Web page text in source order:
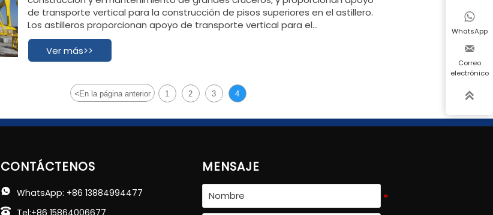
de transporte vertical para la construcción de pisos superiores en el astillero.
Los astilleros proporcionan apoyo de transporte vertical para el
mantenimiento y la construcción de buques, y es conveniente para los
trabajadores llevar herramientas dentro y fuera del nivel del muelle o de la
cubierta. Las escaleras de embarque fijas son adecuadas para lugares de
Ver más>>
<En la página anterior 1 2 3 4
CONTÁCTENOS
 WhatsApp: +86 13884994477
 Tel:+86 15864006677
MENSAJE

WhatsApp

Correo
electrónico
